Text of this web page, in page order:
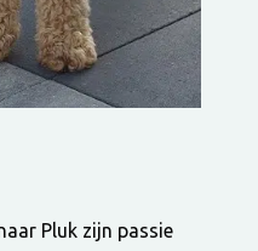
Pluk zijn passie